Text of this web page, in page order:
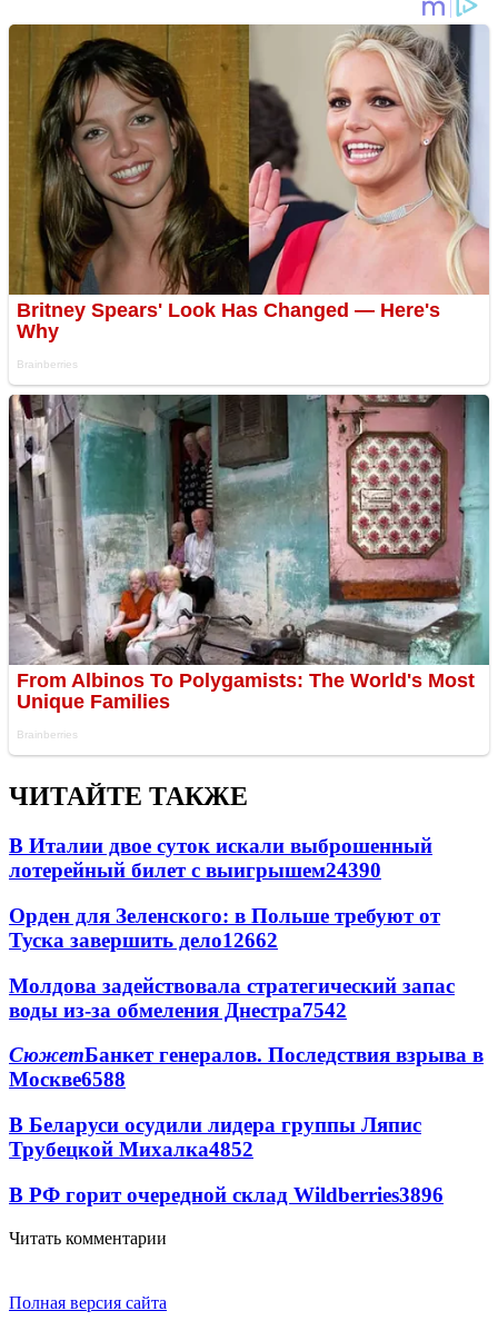
ЧИТАЙТЕ ТАКЖЕ
В Италии двое суток искали выброшенный
лотерейный билет с выигрышем24390
Орден для Зеленского: в Польше требуют от
Туска завершить дело12662
Молдова задействовала стратегический запас
воды из-за обмеления Днестра7542
СюжетБанкет генералов. Последствия взрыва в
Москве6588
В Беларуси осудили лидера группы Ляпис
Трубецкой Михалка4852
В РФ горит очередной склад Wildberries3896
Читать комментарии
Полная версия сайта